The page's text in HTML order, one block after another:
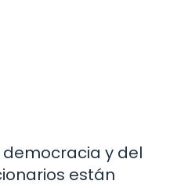
y del
están